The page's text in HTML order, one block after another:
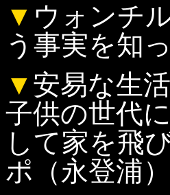
▼ ウォンチ
う事実を知
▼ 安易な生
子供の世代
して家を飛
ポ（永登浦